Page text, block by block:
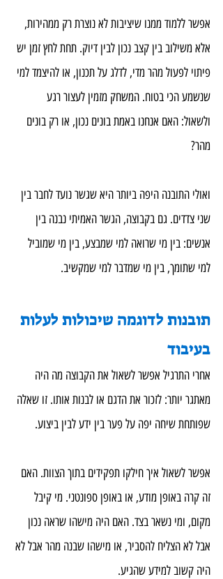
אפשר ללמוד ממנו שיציבות לא נוצרת רק ממהירות,
אלא משילוב בין קצב נכון לבין דיוק. תחת לחץ זמן יש
פיתוי לפעול מהר מדי, לדלג על תכנון, או להיצמד למי
שנשמע הכי בטוח. המשחק מזמין לעצור רגע
ולשאול: האם אנחנו באמת בונים נכון, או רק בונים
מהר?
ואולי התובנה היפה ביותר היא שגשר נועד לחבר בין
שני צדדים. גם בקבוצה, הגשר האמיתי נבנה בין
אנשים: בין מי שרואה למי שמבצע, בין מי שמוביל
למי שתומך, בין מי שמדבר למי שמקשיב.
תובנות לדוגמה שיכולות לעלות
בעיבוד
אחרי התרגיל אפשר לשאול את הקבוצה מה היה
מאתגר יותר: לזכור את הדגם או לבנות אותו. זו שאלה
שפותחת שיחה יפה על פער בין ידע לבין ביצוע.
אפשר לשאול איך חילקו תפקידים בתוך הצוות. האם
זה קרה באופן מודע, או באופן ספונטני. מי קיבל
מקום, ומי נשאר בצד. האם היה מישהו שראה נכון
אבל לא הצליח להסביר, או מישהו שבנה מהר אבל לא
היה קשוב למידע שהגיע.